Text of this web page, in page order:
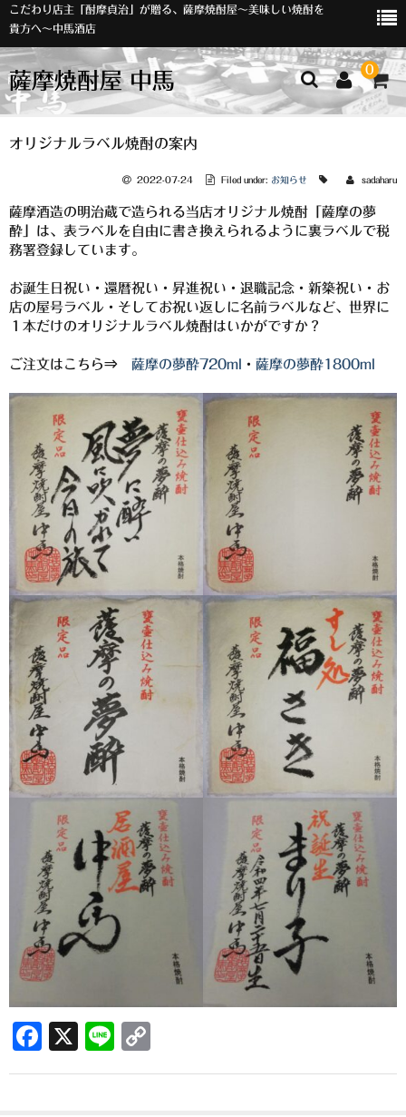
こだわり店主「酎摩貞治」が贈る、薩摩焼酎屋～美味しい焼酎を
貴方へ～中馬酒店
薩摩焼酎屋 中馬 0
ホーム
入荷情報
イベント
オリジナルラベル
店主おすすめ
数量限定
季節限定品
セット商品
リキュール
ウヰスキー
お米
中馬酒店オリジナル
全取扱商品
森伊蔵酒造
村尾酒造
万膳酒造
櫻井酒造
軸屋酒造
吉永酒造場
田村合名
薩摩酒造
オリジナルラベル焼酎の案内
2022-07-24 Filed under: お知らせ sadaharu
薩摩酒造の明治蔵で造られる当店オリジナル焼酎「薩摩の夢
酔」は、表ラベルを自由に書き換えられるように裏ラベルで税
務署登録しています。
お誕生日祝い・還暦祝い・昇進祝い・退職記念・新築祝い・お
店の屋号ラベル・そしてお祝い返しに名前ラベルなど、世界に
１本だけのオリジナルラベル焼酎はいかがですか？
ご注文はこちら⇒ 薩摩の夢酔720ml ・ 薩摩の夢酔1800ml
F
X
Li